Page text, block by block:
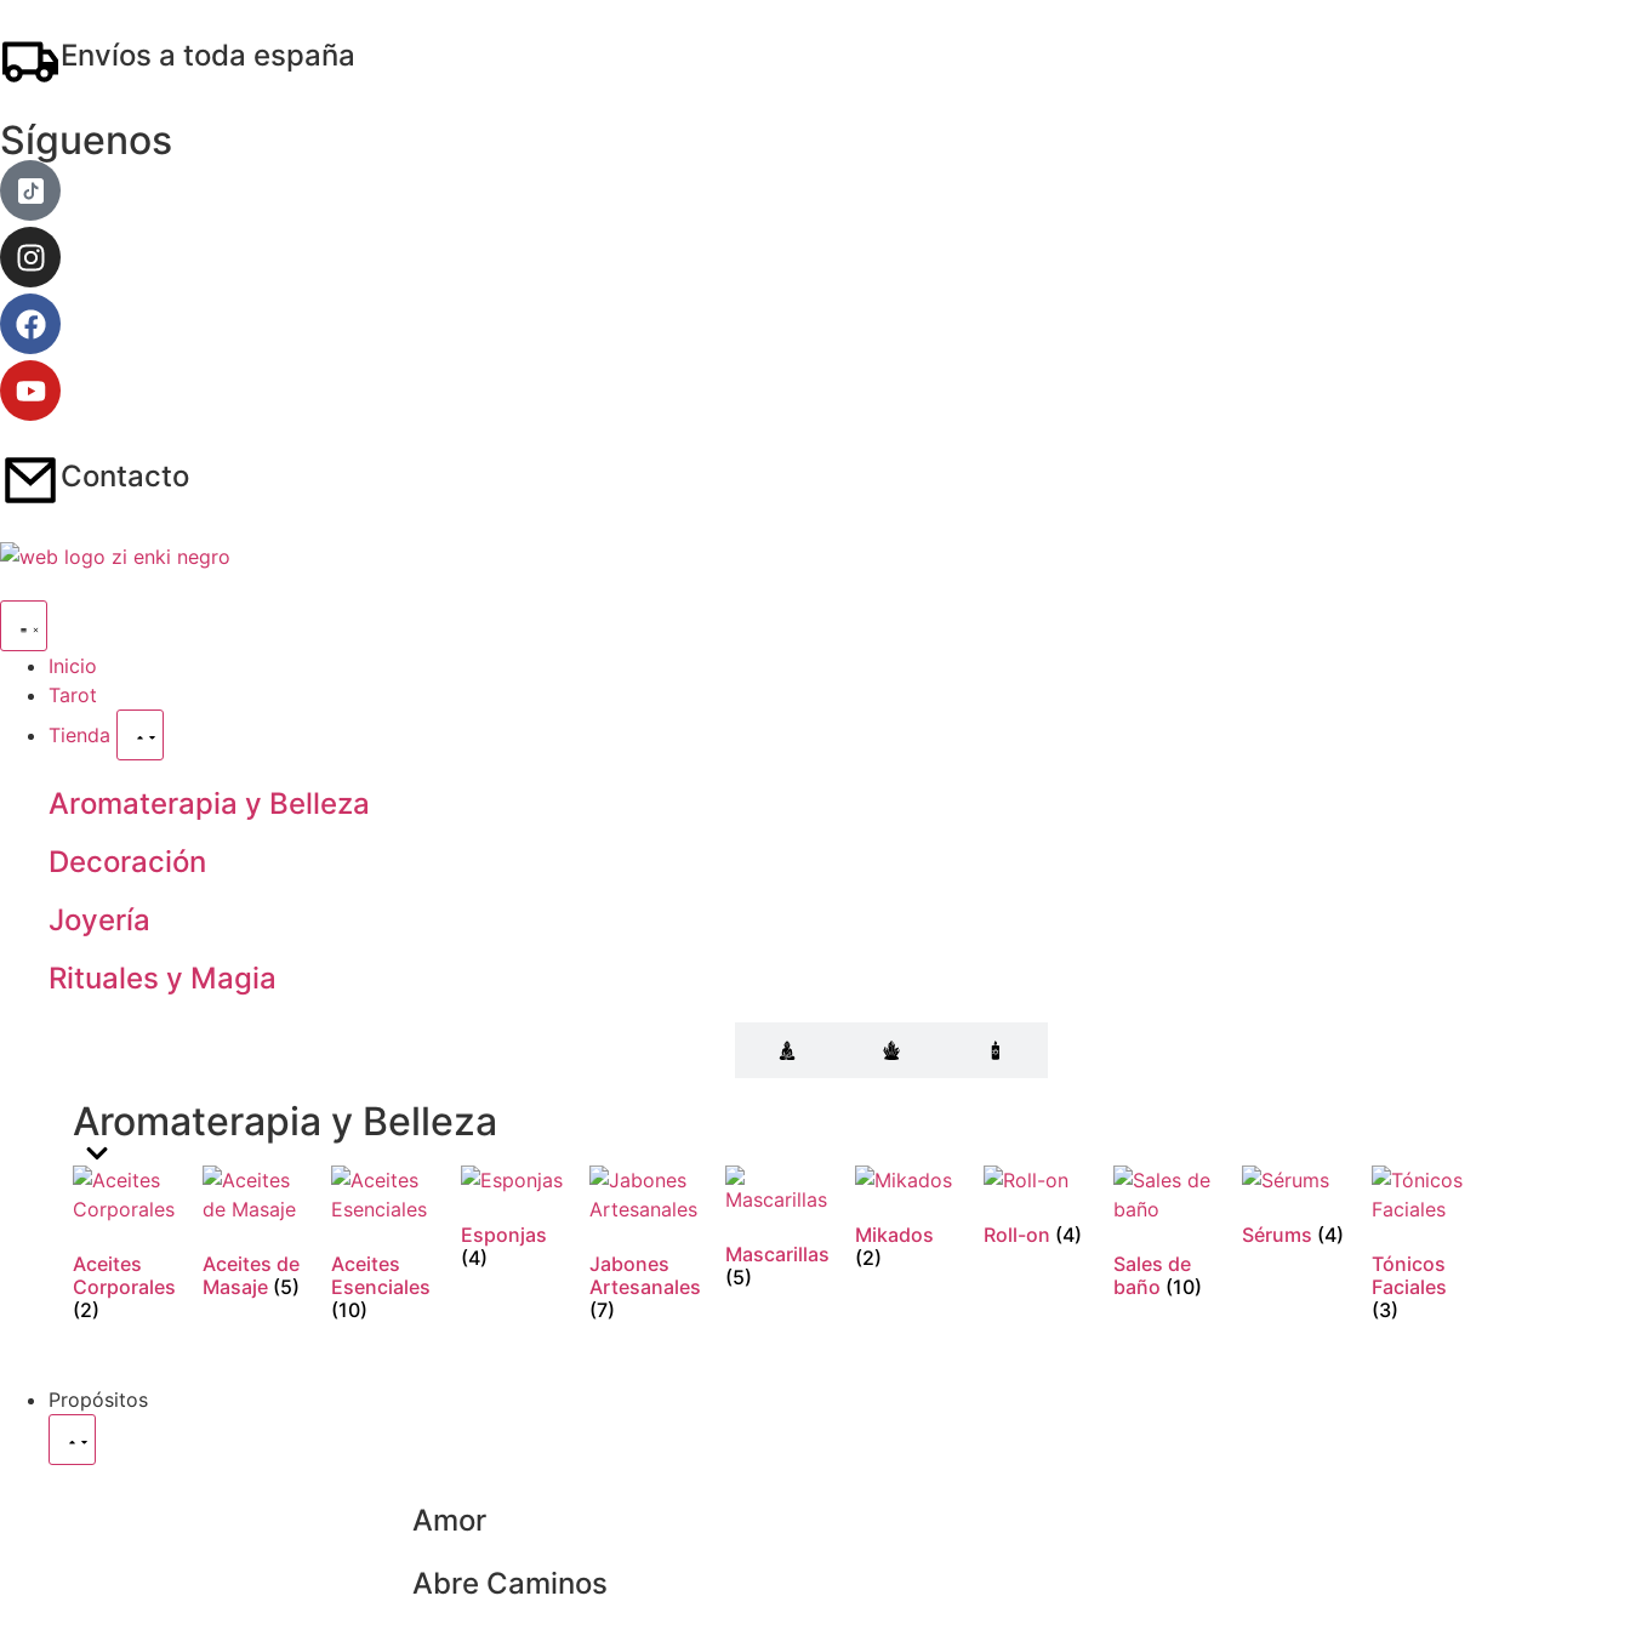
Envíos a toda españa
Síguenos
Contacto
Inicio
Tarot
Tienda
Aromaterapia y Belleza
Decoración
Joyería
Rituales y Magia
Aromaterapia y Belleza
Aceites
Corporales
(2)
Aceites de
Masaje (5)
Aceites
Esenciales
(10)
Esponjas
(4)
Jabones
Artesanales
(7)
Mascarillas
(5)
Mikados
(2)
Roll-on (4)
Sales de
baño (10)
Sérums (4)
Tónicos
Faciales
(3)
Propósitos
Amor
Abre Caminos